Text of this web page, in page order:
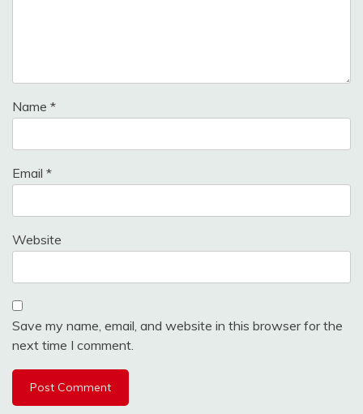
Name *
Email *
Website
Save my name, email, and website in this browser for the
next time I comment.